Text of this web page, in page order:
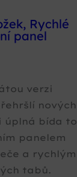
Rychlé
panel
verzi
nových
úplná bída to
panelem
a rychlým
tabů.